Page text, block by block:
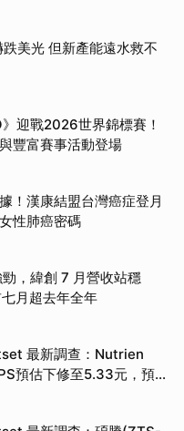
美光 但新產能遠水救不
》迎戰2026世界錦標賽！
豐富賽事活動登場
！漢康結盟台灣癌症登月
性肺癌密碼
，緯創 7 月營收站穩
月超去年全年
最新調查：Nutrien
預估下修至5.33元，預估